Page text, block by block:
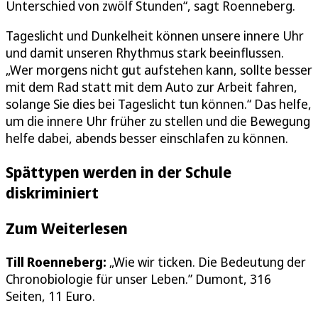
Unterschied von zwölf Stunden“, sagt Roenneberg.
Tageslicht und Dunkelheit können unsere innere Uhr
und damit unseren Rhythmus stark beeinflussen.
„Wer morgens nicht gut aufstehen kann, sollte besser
mit dem Rad statt mit dem Auto zur Arbeit fahren,
solange Sie dies bei Tageslicht tun können.“ Das helfe,
um die innere Uhr früher zu stellen und die Bewegung
helfe dabei, abends besser einschlafen zu können.
Spättypen werden in der Schule
diskriminiert
Zum Weiterlesen
Till Roenneberg: „Wie wir ticken. Die Bedeutung der
Chronobiologie für unser Leben.” Dumont, 316
Seiten, 11 Euro.